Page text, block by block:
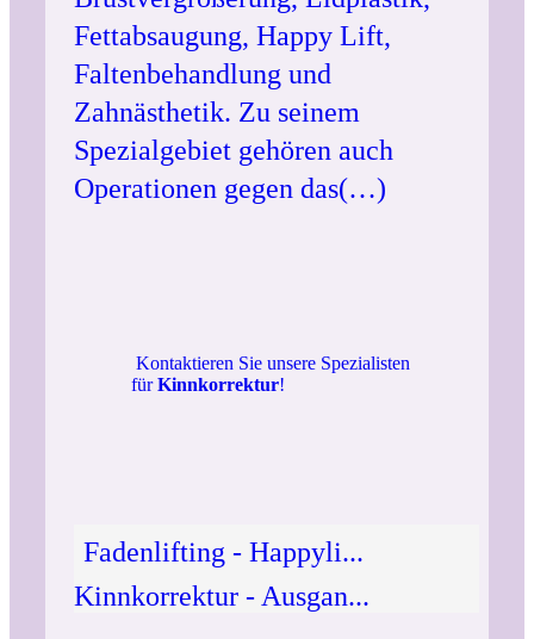
Fettabsaugung, Happy Lift,
Faltenbehandlung und
Zahnästhetik. Zu seinem
Spezialgebiet gehören auch
Operationen gegen das(…)
Kontaktieren Sie unsere Spezialisten
fürKinnkorrektur!
Fadenlifting - Happyli...
Kinnkorrektur - Ausgan...